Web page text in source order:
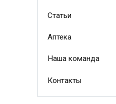
Статьи
Аптека
Наша команда
Контакты